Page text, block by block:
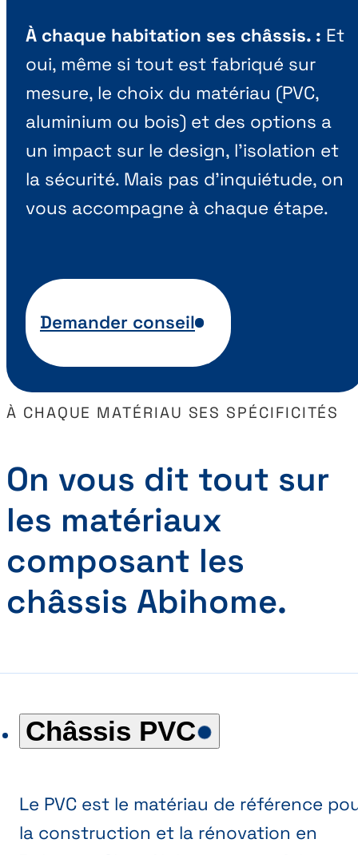
À chaque habitation ses châssis. : Et
oui, même si tout est fabriqué sur
mesure, le choix du matériau (PVC,
aluminium ou bois) et des options a
un impact sur le design, l’isolation et
la sécurité. Mais pas d’inquiétude, on
vous accompagne à chaque étape.
Demander conseil
À CHAQUE MATÉRIAU SES SPÉCIFICITÉS
On vous dit tout sur
les matériaux
composant les
châssis Abihome.
Châssis PVC
Le PVC est le matériau de référence
la construction et la rénovation en